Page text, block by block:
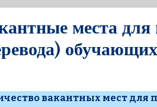
места для
вакантных мест для